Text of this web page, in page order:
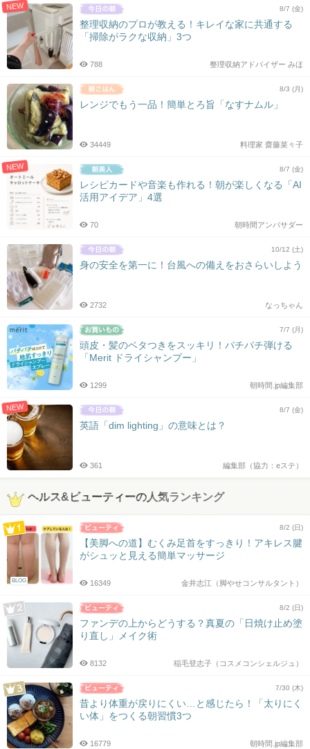
NEW 8/7 (金)
整理収納のプロが教える！キレイな家に共通する
「掃除がラクな収納」3つ
整理収納アドバイザー みほ
788
8/3 (月)
レンジでもう一品！簡単とろ旨「なすナムル」
料理家 齋藤菜々子
34449
NEW 8/7 (金)
レシピカードや音楽も作れる！朝が楽しくなる「AI
活用アイデア」4選
朝時間アンバサダー
70
10/12 (土)
身の安全を第一に！台風への備えをおさらいしよう
なっちゃん
2732
7/7 (月)
頭皮・髪のベタつきをスッキリ！パチパチ弾ける
「Merit ドライシャンプー」
朝時間.jp編集部
1299
NEW 8/7 (金)
英語「dim lighting」の意味とは？
編集部（協力：eステ）
361
ヘルス&ビューティーの人気ランキング
BLOG
8/2 (日)
【美脚への道】むくみ足首をすっきり！アキレス腱
がシュッと見える簡単マッサージ
金井志江（脚やせコンサルタント）
16349
8/2 (日)
ファンデの上からどうする？真夏の「日焼け止め塗
り直し」メイク術
稲毛登志子（コスメコンシェルジュ）
8132
7/30 (木)
昔より体重が戻りにくい…と感じたら！「太りにく
い体」をつくる朝習慣3つ
朝時間.jp編集部
16779